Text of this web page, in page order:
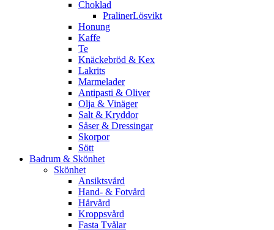
Choklad
PralinerLösvikt
Honung
Kaffe
Te
Knäckebröd & Kex
Lakrits
Marmelader
Antipasti & Oliver
Olja & Vinäger
Salt & Kryddor
Såser & Dressingar
Skorpor
Sött
Badrum & Skönhet
Skönhet
Ansiktsvård
Hand- & Fotvård
Hårvård
Kroppsvård
Fasta Tvålar